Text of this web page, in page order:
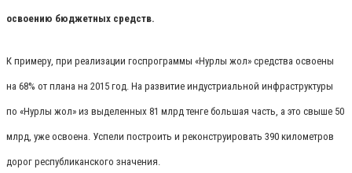
освоению бюджетных средств.
К примеру, при реализации госпрограммы «Нурлы жол» средства освоены
на 68% от плана на 2015 год. На развитие индустриальной инфраструктуры
по «Нурлы жол» из выделенных 81 млрд тенге большая часть, а это свыше 50
млрд, уже освоена. Успели построить и реконструировать 390 километров
дорог республиканского значения.